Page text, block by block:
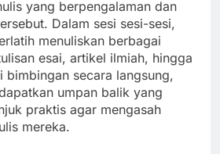
yang berpengalaman dan
Dalam sesi sesi-sesi,
menuliskan berbagai
esai, artikel ilmiah, hingga
bimbingan secara langsung,
umpan balik yang
praktis agar mengasah
mereka.